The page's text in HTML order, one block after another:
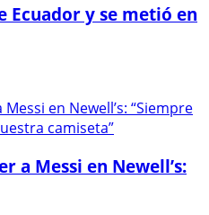
Ecuador y se metió en
a Messi en Newell’s: